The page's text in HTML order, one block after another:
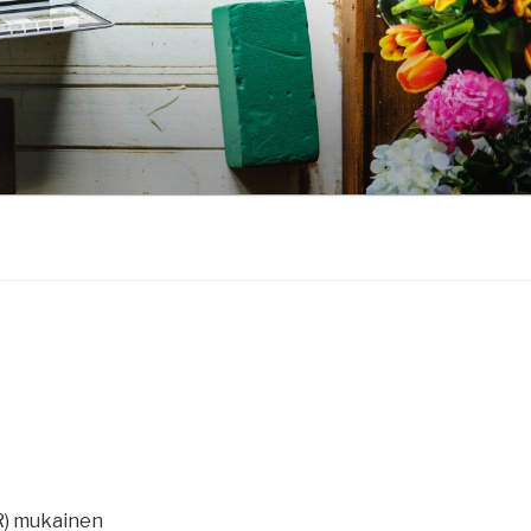
mukainen